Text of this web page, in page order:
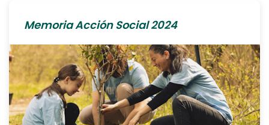
Memoria Acción Social 2024